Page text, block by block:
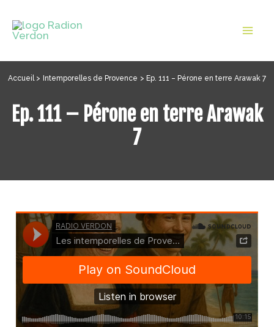
contenu
Accueil Intemporelles de Provence Ep. 111 – Pérone en terre Arawak 7
Ep. 111 – Pérone en terre Arawak
7